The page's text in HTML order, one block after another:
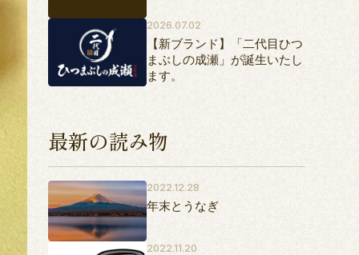
2026.07.02
【新ブランド】「二代目ひつ
まぶしの成瀬」が誕生いたし
ます。
最新の読み物
2022.12.28
年末とうなぎ
2022.11.20